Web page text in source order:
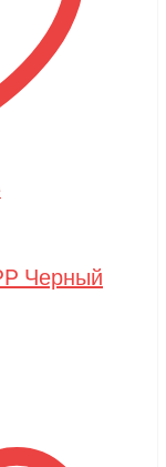
Черный